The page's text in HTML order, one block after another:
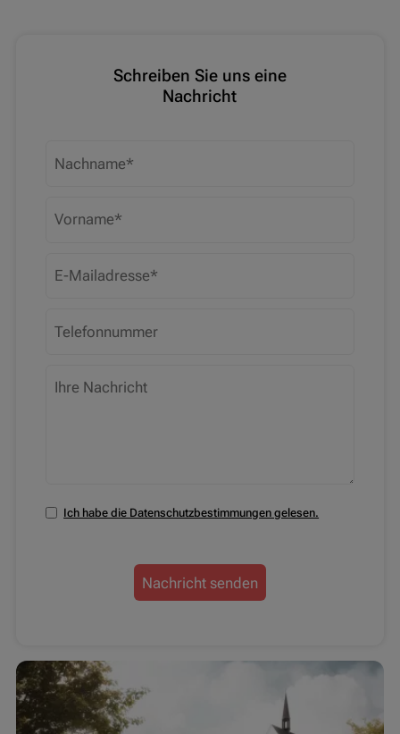
Schreiben Sie uns eine
Nachricht
Ich habe die Datenschutzbestimmungen gelesen.
Nachricht senden